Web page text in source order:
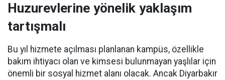
Huzurevlerine yönelik yaklaşım
tartışmalı
Bu yıl hizmete açılması planlanan kampüs, özellikle
bakım ihtiyacı olan ve kimsesi bulunmayan yaşlılar için
önemli bir sosyal hizmet alanı olacak. Ancak Diyarbakır